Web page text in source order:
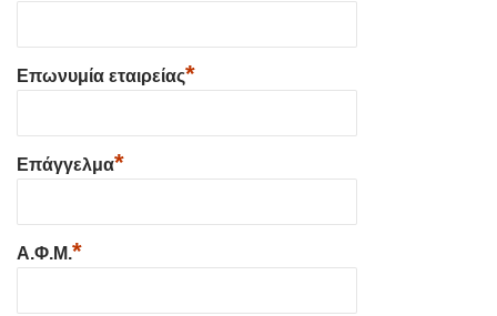
Επωνυμία εταιρείας*
Επάγγελμα*
Α.Φ.Μ.*